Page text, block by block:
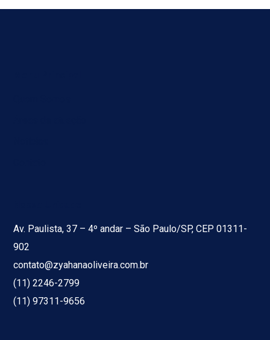
Av. Paulista, 37 – 4º andar – São Paulo/SP, CEP 01311-
902
contato@zyahanaoliveira.com.br
(11) 2246-2799
(11) 97311-9656